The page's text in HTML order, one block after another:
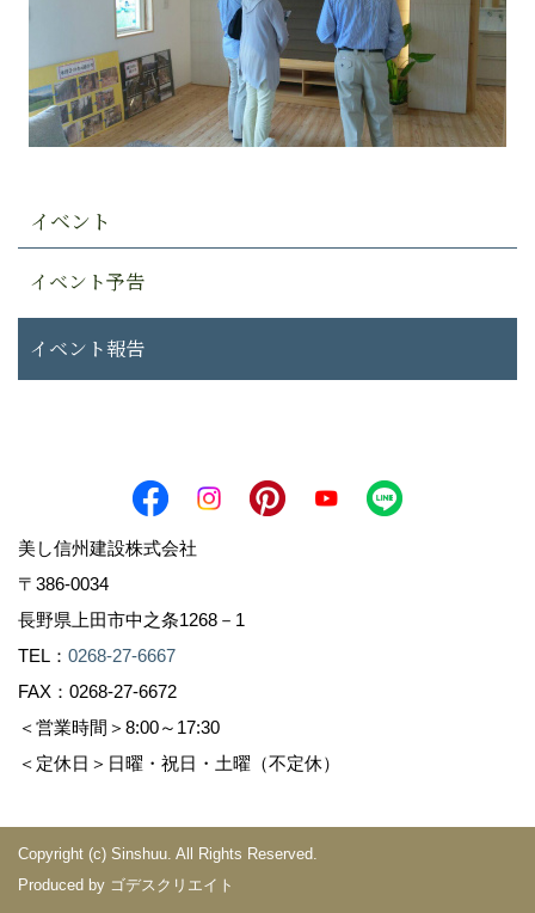
イベント
イベント予告
イベント報告
美し信州建設株式会社
〒386-0034
長野県上田市中之条1268－1
TEL： 0268-27-6667
FAX：0268-27-6672
＜営業時間＞8:00～17:30
＜定休日＞日曜・祝日・土曜（不定休）
Copyright (c) Sinshuu. All Rights Reserved.
Produced by ゴデスクリエイト